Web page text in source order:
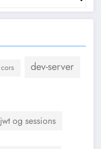
cors
dev-server
jwt og sessions